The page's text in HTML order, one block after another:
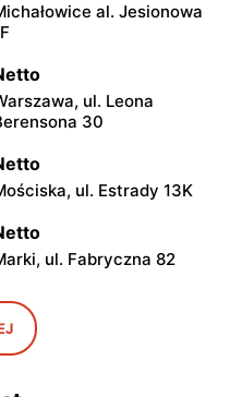
al. Jesionowa
ul. Leona
30
ul. Estrady 13K
ul. Fabryczna 82
ul. Mochtyńska